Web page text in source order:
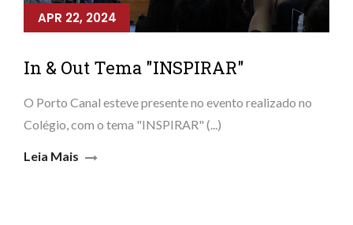
APR 22, 2024
In & Out Tema "INSPIRAR"
O Porto Canal esteve presente no evento realizado no
Colégio, com o tema "INSPIRAR" (...)
Leia Mais